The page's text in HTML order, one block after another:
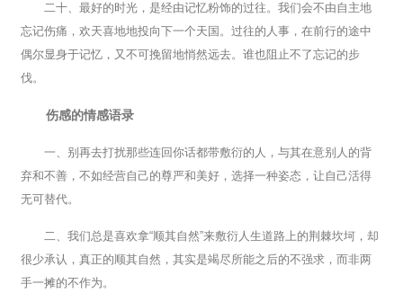
二十、最好的时光，是经由记忆粉饰的过往。我们会不由自主地
忘记伤痛，欢天喜地地投向下一个天国。过往的人事，在前行的途中
偶尔显身于记忆，又不可挽留地悄然远去。谁也阻止不了忘记的步
伐。
伤感的情感语录
一、别再去打扰那些连回你话都带敷衍的人，与其在意别人的背
弃和不善，不如经营自己的尊严和美好，选择一种姿态，让自己活得
无可替代。
二、我们总是喜欢拿“顺其自然”来敷衍人生道路上的荆棘坎坷，却
很少承认，真正的顺其自然，其实是竭尽所能之后的不强求，而非两
手一摊的不作为。